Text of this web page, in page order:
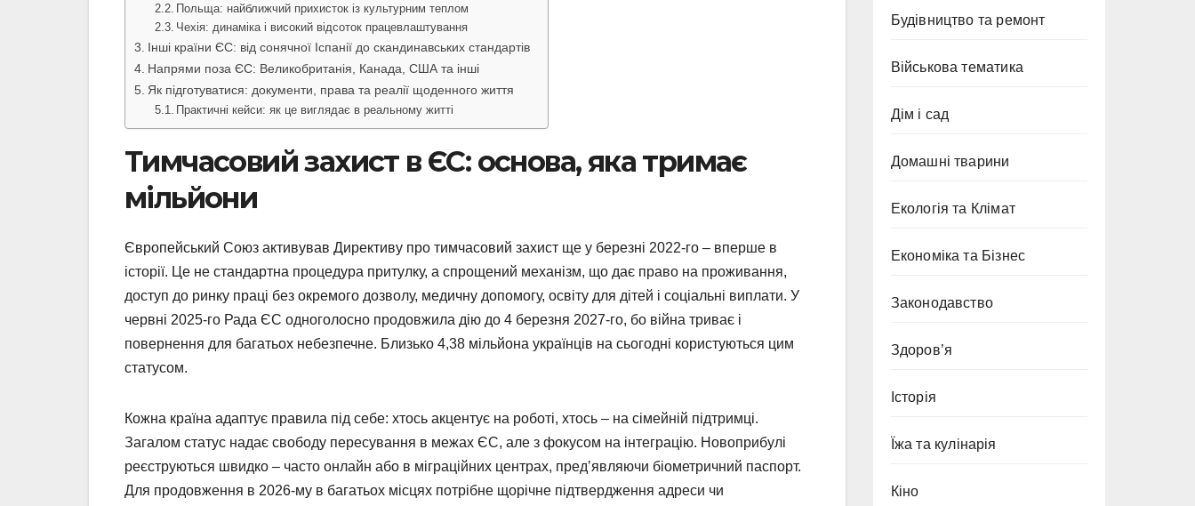
Польща: найближчий прихисток із культурним теплом
Чехія: динаміка і високий відсоток працевлаштування
Інші країни ЄС: від сонячної Іспанії до скандинавських стандартів
Напрями поза ЄС: Великобританія, Канада, США та інші
Як підготуватися: документи, права та реалії щоденного життя
Практичні кейси: як це виглядає в реальному житті
Тимчасовий захист в ЄС: основа, яка тримає
мільйони
Європейський Союз активував Директиву про тимчасовий захист ще у березні 2022-го – вперше в
історії. Це не стандартна процедура притулку, а спрощений механізм, що дає право на проживання,
доступ до ринку праці без окремого дозволу, медичну допомогу, освіту для дітей і соціальні виплати. У
червні 2025-го Рада ЄС одноголосно продовжила дію до 4 березня 2027-го, бо війна триває і
повернення для багатьох небезпечне. Близько 4,38 мільйона українців на сьогодні користуються цим
статусом.
Кожна країна адаптує правила під себе: хтось акцентує на роботі, хтось – на сімейній підтримці.
Загалом статус надає свободу пересування в межах ЄС, але з фокусом на інтеграцію. Новоприбулі
реєструються швидко – часто онлайн або в міграційних центрах, пред’являючи біометричний паспорт.
Для продовження в 2026-му в багатьох місцях потрібне щорічне підтвердження адреси чи
Будівництво та ремонт
Військова тематика
Дім і сад
Домашні тварини
Екологія та Клімат
Економіка та Бізнес
Законодавство
Здоров’я
Історія
Їжа та кулінарія
Кіно